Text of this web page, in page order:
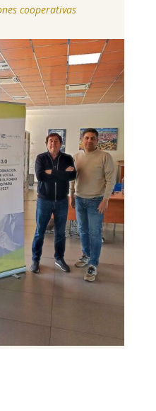
cooperativas